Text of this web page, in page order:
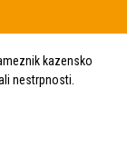
kazensko
nestrpnosti.